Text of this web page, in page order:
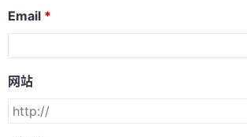
Email
网站